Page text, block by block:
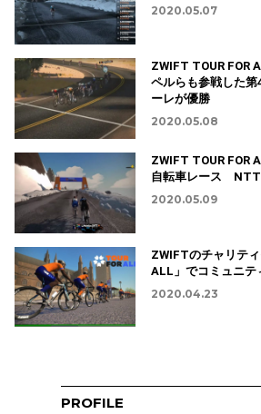
2020.05.07
ZWIFT TOUR FOR
ペルらも参戦した
ーレが優勝
2020.05.08
ZWIFT TOUR FOR
自転車レース NTT
2020.05.09
ZWIFTのチャリテ
ALL」でコミュニテ
2020.04.23
PROFILE